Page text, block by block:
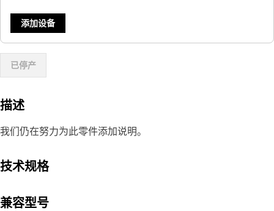
添加设备
已停产
描述
我们仍在努力为此零件添加说明。
技术规格
兼容型号